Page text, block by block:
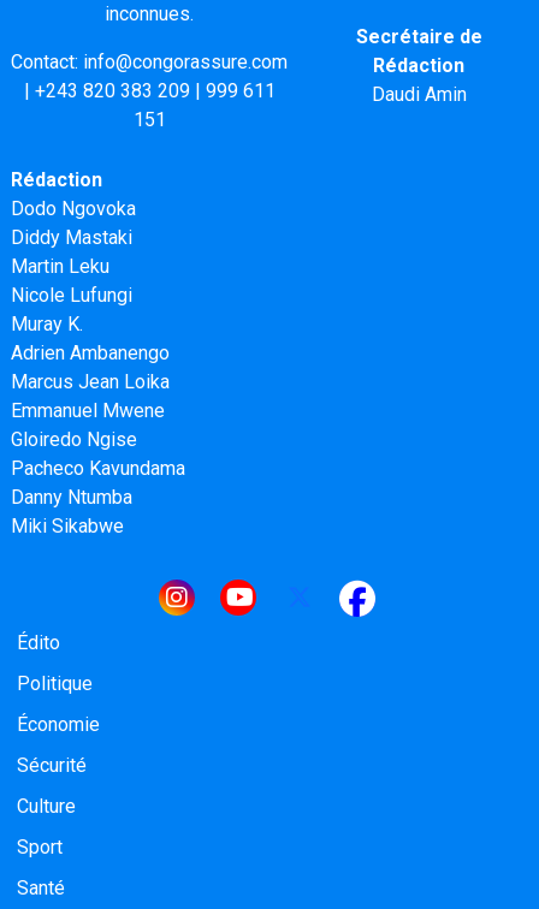
inconnues.
Contact: info@congorassure.com
| +243 820 383 209| 999 611
151
Secrétaire de
Rédaction
Daudi Amin
Rédaction
Dodo Ngovoka
Diddy Mastaki
Martin Leku
Nicole Lufungi
Muray K.
Adrien Ambanengo
Marcus Jean Loika
Emmanuel Mwene
Gloiredo Ngise
Pacheco Kavundama
Danny Ntumba
Miki Sikabwe
Navigation principale
Édito
Politique
Économie
Sécurité
Culture
Sport
Santé